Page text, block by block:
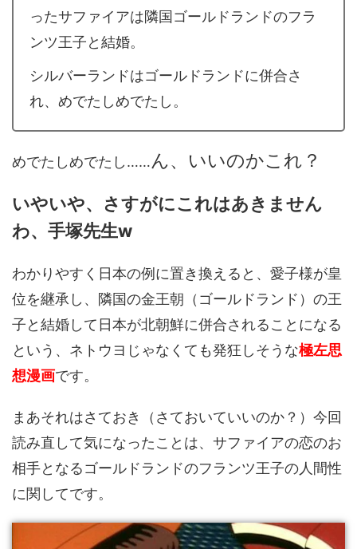
ったサファイアは隣国ゴールドランドのフラ
ンツ王子と結婚。
シルバーランドはゴールドランドに併合さ
れ、めでたしめでたし。
めでたしめでたし……ん、いいのかこれ？
いやいや、さすがにこれはあきません
わ、手塚先生w
わかりやすく日本の例に置き換えると、愛子様が皇
位を継承し、隣国の金王朝（ゴールドランド）の王
子と結婚して日本が北朝鮮に併合されることになる
という、ネトウヨじゃなくても発狂しそうな極左思
想漫画です。
まあそれはさておき（さておいていいのか？）今回
読み直して気になったことは、サファイアの恋のお
相手となるゴールドランドのフランツ王子の人間性
に関してです。